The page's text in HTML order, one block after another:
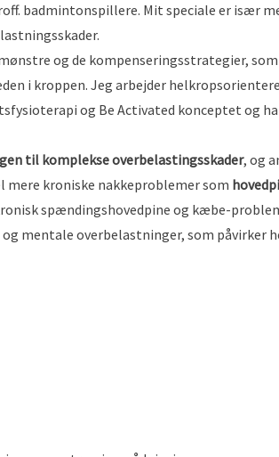
badmintonspillere. Mit speciale er især
og de kompenseringsstrategier,
i kroppen. Jeg arbejder
og Be Activated konceptet
til komplekse overbelastingsskader, og
kroniske nakkeproblemer som
spændingshovedpine og kæbe-
mentale overbelastninger, som påvirker